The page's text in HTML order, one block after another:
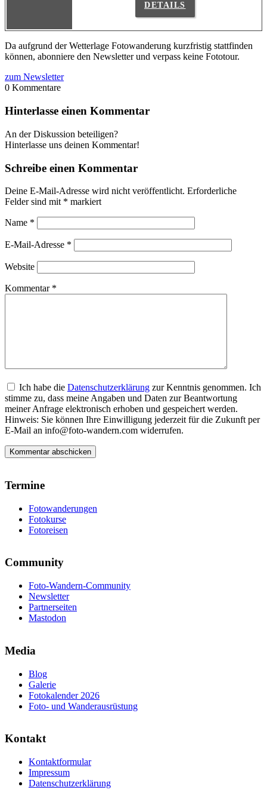
DETAILS
Da aufgrund der Wetterlage Fotowanderung kurzfristig stattfinden
können, abonniere den Newsletter und verpass keine Fototour.
zum Newsletter
0 Kommentare
Hinterlasse einen Kommentar
An der Diskussion beteiligen?
Hinterlasse uns deinen Kommentar!
Schreibe einen Kommentar
Deine E-Mail-Adresse wird nicht veröffentlicht. Erforderliche
Felder sind mit * markiert
Name *
E-Mail-Adresse *
Website
Kommentar *
Ich habe die Datenschutzerklärung zur Kenntnis genommen. Ich
stimme zu, dass meine Angaben und Daten zur Beantwortung
meiner Anfrage elektronisch erhoben und gespeichert werden.
Hinweis: Sie können Ihre Einwilligung jederzeit für die Zukunft per
E-Mail an info@foto-wandern.com widerrufen.
Termine
Fotowanderungen
Fotokurse
Fotoreisen
Community
Foto-Wandern-Community
Newsletter
Partnerseiten
Mastodon
Media
Blog
Galerie
Fotokalender 2026
Foto- und Wanderausrüstung
Kontakt
Kontaktformular
Impressum
Datenschutzerklärung